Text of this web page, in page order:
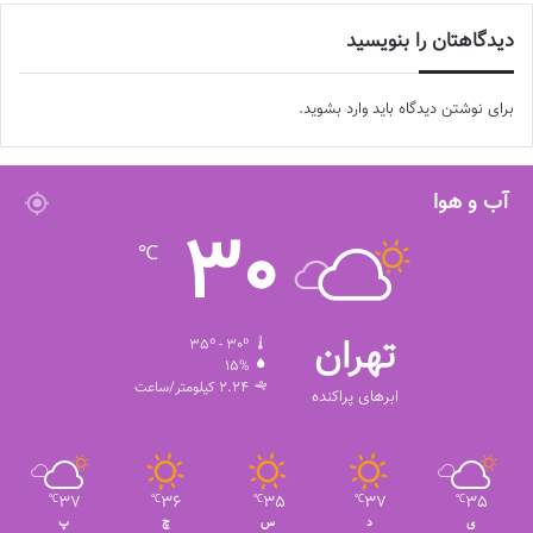
برچسب ها زنان فوتبال بانوان لیگ برتر
دیدگاهتان را بنویسید
برای نوشتن دیدگاه باید وارد بشوید.
آب و هوا
تهران
ابرهای پراکنده
30
℃
35º - 30º
15%
2.24 کیلومتر/ساعت
35
℃
ی
37
℃
د
35
℃
س
36
℃
چ
37
℃
پ